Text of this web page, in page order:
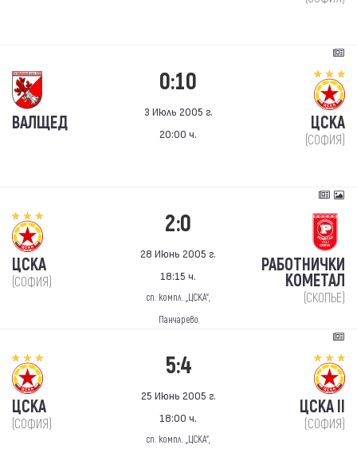
ВАЛЩЕД
0:10
3 Июль 2005 г.
20:00 ч.
ЦСКА
(СОФИЯ)
ЦСКА
(СОФИЯ)
2:0
28 Июнь 2005 г.
18:15 ч.
сп. компл. „ЦСКА“,
Панчарево
РАБОТНИЧКИ
КОМЕТАЛ
(СКОПЬЕ)
ЦСКА
(СОФИЯ)
5:4
25 Июнь 2005 г.
18:00 ч.
сп. компл. „ЦСКА“,
ЦСКА II
(СОФИЯ)